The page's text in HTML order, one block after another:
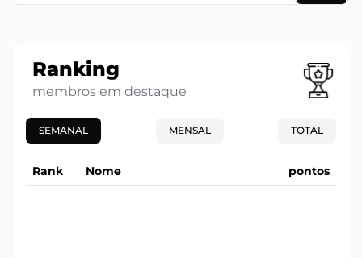
Ranking
membros em destaque
SEMANAL MENSAL TOTAL
Rank Nome pontos